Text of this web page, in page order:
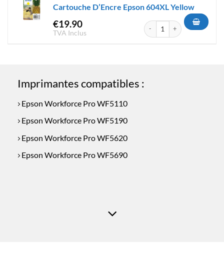
Cartouche D’Encre Epson 604XL Yellow
€19.90
TVA Inclus
quantité de Cartouche
Imprimantes compatibles :
Epson Workforce Pro WF5110
Epson Workforce Pro WF5190
Epson Workforce Pro WF5620
Epson Workforce Pro WF5690